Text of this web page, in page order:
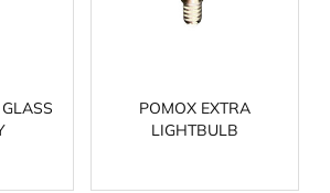
POMOX EXTRA
LIGHTBULB